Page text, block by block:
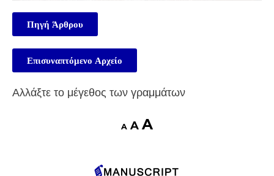
Πηγή Άρθρου
Επισυναπτόμενο Αρχείο
Αλλάξτε το μέγεθος των γραμμάτων
A A A